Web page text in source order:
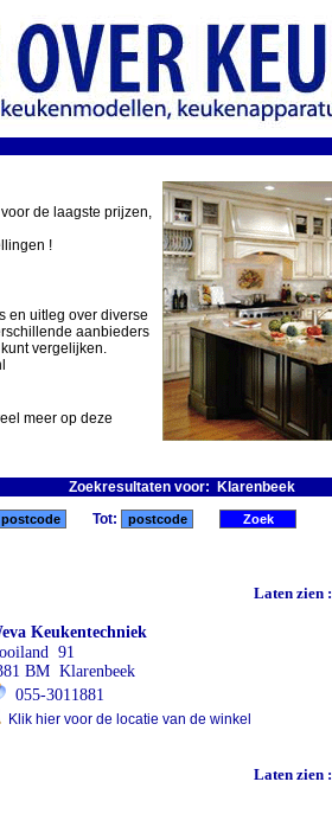
de laagste prijzen,
!
en uitleg over diverse
aanbieders
vergelijken.
meer op deze
Zoekresultaten voor: Klarenbeek
Tot:
Laten zien :
Keukentechniek
91
BM Klarenbeek
055-3011881
Klik hier voor de locatie van de winkel
Laten zien :